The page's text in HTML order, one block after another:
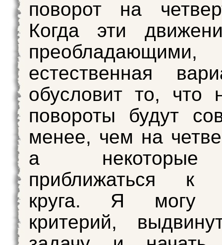
поворот на
Когда эти
преобладающими,
естественная
обусловит то, что
повороты будут
менее, чем на
а некоторые
приближаться к
круга. Я могу
критерий,